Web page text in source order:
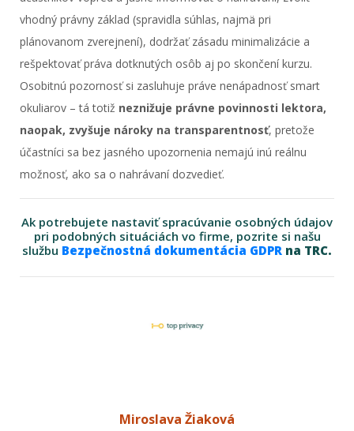
vhodný právny základ (spravidla súhlas, najmä pri
plánovanom zverejnení), dodržať zásadu minimalizácie a
rešpektovať práva dotknutých osôb aj po skončení kurzu.
Osobitnú pozornosť si zasluhuje práve nenápadnosť smart
okuliarov – tá totiž neznižuje právne povinnosti lektora,
naopak, zvyšuje nároky na transparentnosť, pretože
účastníci sa bez jasného upozornenia nemajú inú reálnu
možnosť, ako sa o nahrávaní dozvedieť.
Ak potrebujete nastaviť spracúvanie osobných údajov
pri podobných situáciách vo firme, pozrite si našu
službu Bezpečnostná dokumentácia GDPR na TRC.
Miroslava Žiaková